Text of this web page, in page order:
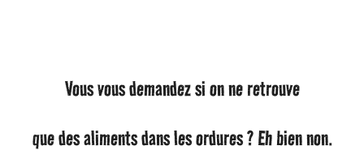
Vous vous demandez si on ne retrouve
que des aliments dans les ordures ? Eh bien non.